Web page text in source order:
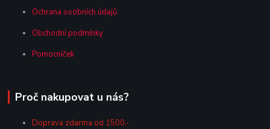
Ochrana osobních údajů
Obchodní podmínky
Pomocníček
Proč nakupovat u nás?
Doprava zdarma od 1500,-